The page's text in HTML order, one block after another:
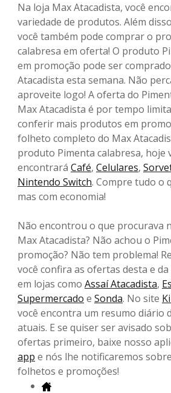
Na loja Max Atacadista, você
variedade de produtos. Além
você também pode comprar o
calabresa em oferta! O produto
em promoção pode ser
Atacadista esta semana. Não
aproveite logo! A oferta do
Max Atacadista é por tempo
conferir mais produtos em
folheto completo do Max
produto Pimenta calabresa, hoje
encontrará Café, Celulares,
Nintendo Switch. Compre tudo o
mas com economia!
Não encontrou o que procurava
Max Atacadista? Não achou o
promoção? Não tem problema!
você confira as ofertas desta e
em lojas como Assaí Atacadista,
Supermercado e Sonda. No site
você encontra um resumo diário
atuais. E se quiser ser avisado
ofertas primeiro, baixe nosso
app e nós lhe notificaremos
folhetos e promoções!